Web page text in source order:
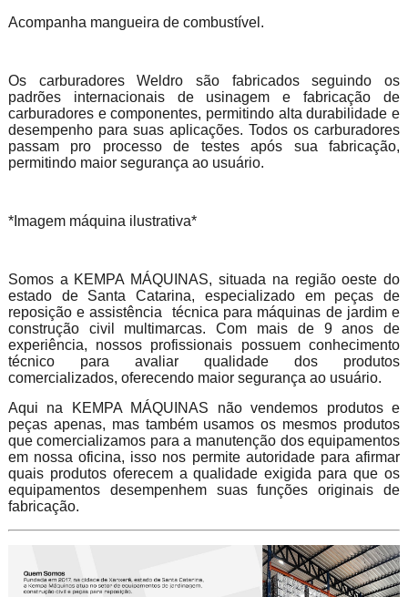
Acompanha mangueira de combustível.
Os carburadores Weldro são fabricados seguindo os
padrões internacionais de usinagem e fabricação de
carburadores e componentes, permitindo alta durabilidade e
desempenho para suas aplicações. Todos os carburadores
passam pro processo de testes após sua fabricação,
permitindo maior segurança ao usuário.
*Imagem máquina ilustrativa*
Somos a KEMPA MÁQUINAS, situada na região oeste do
estado de Santa Catarina, especializado em peças de
reposição e assistência técnica para máquinas de jardim e
construção civil multimarcas. Com mais de 9 anos de
experiência, nossos profissionais possuem conhecimento
técnico para avaliar qualidade dos produtos
comercializados, oferecendo maior segurança ao usuário.
Aqui na KEMPA MÁQUINAS não vendemos produtos e
peças apenas, mas também usamos os mesmos produtos
que comercializamos para a manutenção dos equipamentos
em nossa oficina, isso nos permite autoridade para afirmar
quais produtos oferecem a qualidade exigida para que os
equipamentos desempenhem suas funções originais de
fabricação.